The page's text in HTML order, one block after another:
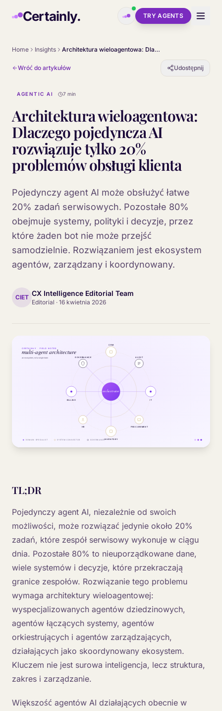
Certainly. TRY AGENTS
Home Insights Architektura wieloagentowa: Dlaczego pojedyncza AI rozwiązuje tylko 20% problemów obsługi klienta
Wróć do artykułów Udostępnij
AGENTIC AI 7 min
Architektura wieloagentowa:
Dlaczego pojedyncza AI
rozwiązuje tylko 20%
problemów obsługi klienta
Pojedynczy agent AI może obsłużyć łatwe
20% zadań serwisowych. Pozostałe 80%
obejmuje systemy, polityki i decyzje, przez
które żaden bot nie może przejść
samodzielnie. Rozwiązaniem jest ekosystem
agentów, zarządzany i koordynowany.
CIET CX Intelligence Editorial Team
Editorial · 16 kwietnia 2026
TL;DR
Pojedynczy agent AI, niezależnie od swoich
możliwości, może rozwiązać jedynie około 20%
zadań, które zespół serwisowy wykonuje w ciągu
dnia. Pozostałe 80% to nieuporządkowane dane,
wiele systemów i decyzje, które przekraczają
granice zespołów. Rozwiązanie tego problemu
wymaga architektury wieloagentowej:
wyspecjalizowanych agentów dziedzinowych,
agentów łączących systemy, agentów
orkiestrujących i agentów zarządzających,
działających jako skoordynowany ekosystem.
Kluczem nie jest surowa inteligencja, lecz struktura,
zakres i zarządzanie.
Większość agentów AI działających obecnie w